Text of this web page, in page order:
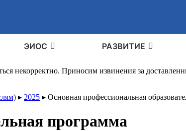
ЭИОС РАЗВИТИЕ
некорректно. Приносим извинения за
▸ 2025 ▸ Основная профессиональная
программа